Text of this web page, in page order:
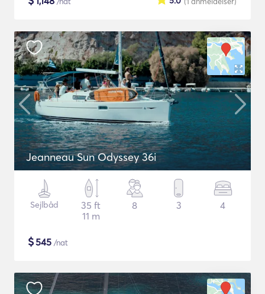
Jeanneau Sun Odyssey 36i
Sejlbåd
35 ft
11 m
8 3 4
$545 /nat